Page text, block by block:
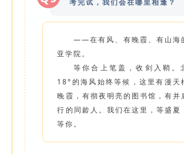
考完试，我们会在哪里相逢？
——在有风、有晚霞、有山海
亚学院。
等你合上笔盖，收剑入鞘。
18°的海风始终等候，这里有漫天
晚霞，有彻夜明亮的图书馆，有并
行的同龄人。我们在这里，等盛夏
等你。